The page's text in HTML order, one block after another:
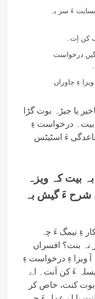
ءَ سر بہ
کن اِت۔
درخواست
ءِ جاوراں
یا جیڑہ بوت گڑا
درخواست ءِ
ءَ اسٹیٹس
بیت کہ ویزہ
شرح ءَ گیش بہ
ءِ نیمگ ءَ چہ
نہ بنت؟ افسراں
ویزا ءِ درخواست ءِ
ءَ کن اَنت۔ اے
بوت کنت، خاص کر